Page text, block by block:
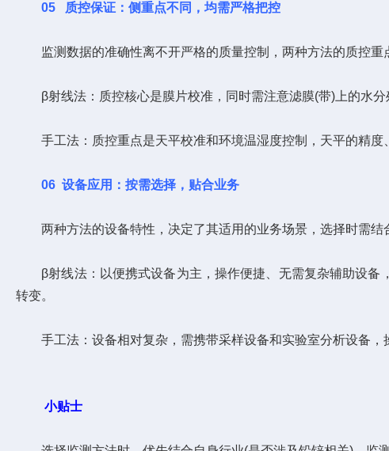
05 质控保证：侧重点不同，均需严格把控
监测数据的准确性离不开严格的质量控制，两种方法的质控重
β射线法：质控核心是膜片校准，同时需注意滤膜(带)上的水分
手工法：质控重点是天平校准和环境温湿度控制，天平的精度
06 设备应用：按需选择，贴合业务
两种方法的设备特性，决定了其适用的业务场景，选择时需结
β射线法：以便携式设备为主，操作便捷、无需复杂辅助设备，
转变。
手工法：设备相对复杂，需携带采样设备和实验室分析设备，
小贴士